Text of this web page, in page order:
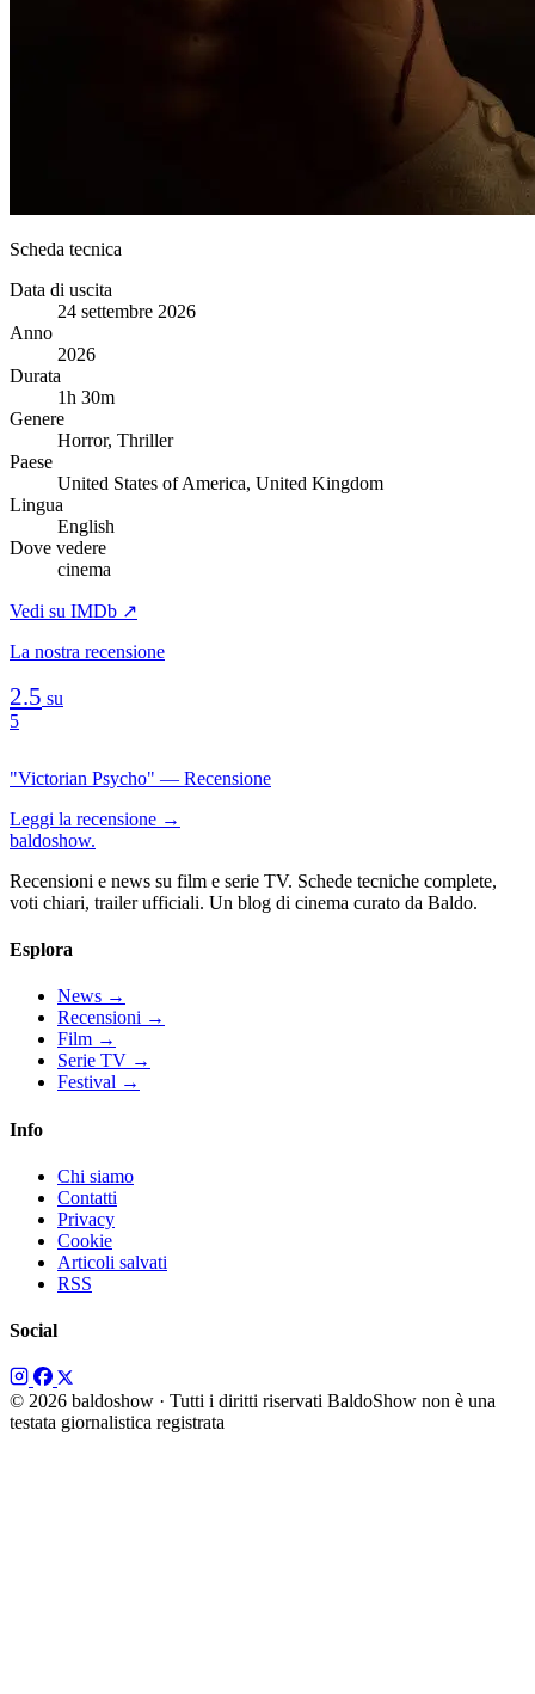
Scheda tecnica
Data di uscita
24 settembre 2026
Anno
2026
Durata
1h 30m
Genere
Horror, Thriller
Paese
United States of America, United Kingdom
Lingua
English
Dove vedere
cinema
Vedi su IMDb ↗
La nostra recensione
2.5 su
5
"Victorian Psycho" — Recensione
Leggi la recensione →
baldoshow.
Recensioni e news su film e serie TV. Schede tecniche complete,
voti chiari, trailer ufficiali. Un blog di cinema curato da Baldo.
Esplora
News →
Recensioni →
Film →
Serie TV →
Festival →
Info
Chi siamo
Contatti
Privacy
Cookie
Articoli salvati
RSS
Social
© 2026 baldoshow · Tutti i diritti riservati BaldoShow non è una
testata giornalistica registrata